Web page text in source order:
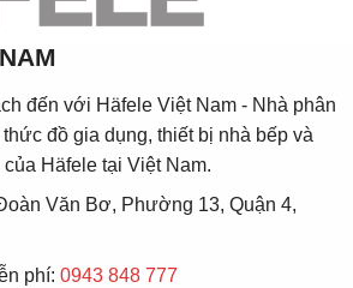
đến với Häfele Việt Nam - Nhà phân
đồ gia dụng, thiết bị nhà bếp và
Häfele tại Việt Nam.
Văn Bơ, Phường 13, Quận 4,
phí: 0943 848 777